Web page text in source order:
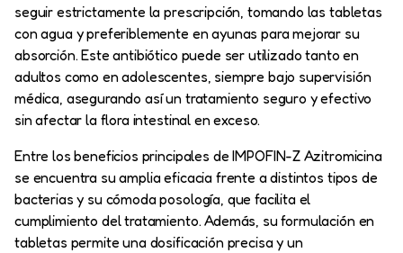
seguir estrictamente la prescripción, tomando las tabletas
con agua y preferiblemente en ayunas para mejorar su
absorción. Este antibiótico puede ser utilizado tanto en
adultos como en adolescentes, siempre bajo supervisión
médica, asegurando así un tratamiento seguro y efectivo
sin afectar la flora intestinal en exceso.
Entre los beneficios principales de IMPOFIN-Z Azitromicina
se encuentra su amplia eficacia frente a distintos tipos de
bacterias y su cómoda posología, que facilita el
cumplimiento del tratamiento. Además, su formulación en
tabletas permite una dosificación precisa y un